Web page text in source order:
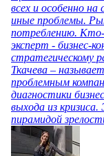
всех и особенно
иные проблемы.
потреблению.
эксперт - бизнес-
стратегическому
Ткачева –
проблемным
диагностики
выхода из
пирамидой